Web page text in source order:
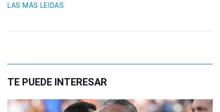
LAS MÁS LEIDAS
TE PUEDE INTERESAR